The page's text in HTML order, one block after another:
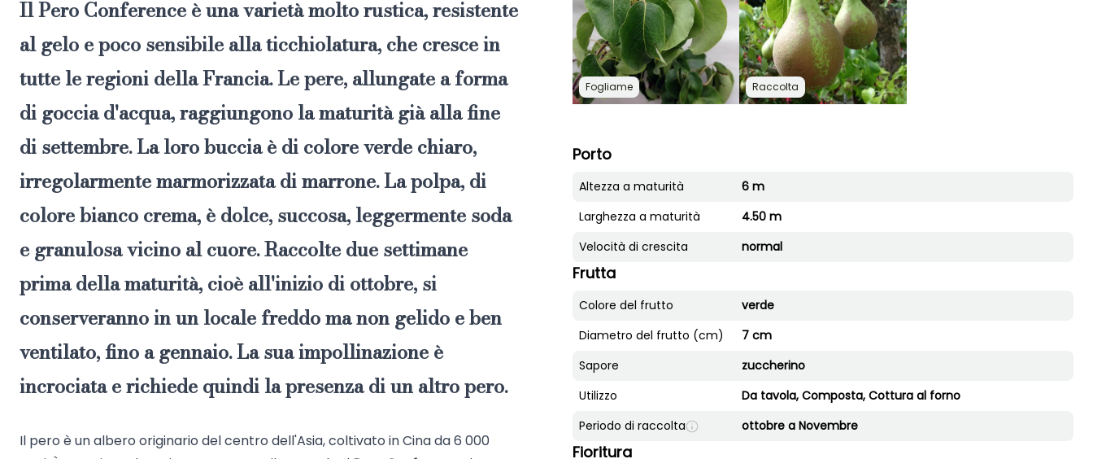
IlPero Conferenceè una varietà molto rustica, resistente
al gelo e poco sensibile alla ticchiolatura, che cresce in
tutte le regioni della Francia. Le pere, allungate a forma
di goccia d'acqua, raggiungono la maturità già alla fine
di settembre. La loro buccia è di colore verde chiaro,
irregolarmente marmorizzata di marrone. La polpa, di
colore bianco crema, è dolce, succosa, leggermente soda
e granulosa vicino al cuore. Raccolte due settimane
prima della maturità, cioè all'inizio di ottobre, si
conserveranno in un locale freddo ma non gelido e ben
ventilato, fino a gennaio. La sua impollinazione è
incrociata e richiede quindi la presenza di un altro pero.
Il pero è un albero originario del centro dell'Asia, coltivato in Cina da 6 000
Fogliame Raccolta
Porto
Altezza a maturità
6 m
Larghezza a maturità
4.50 m
Velocità di crescita
normal
Frutta
Colore del frutto
verde
Diametro del frutto (cm)
7 cm
Sapore
zuccherino
Utilizzo
Da tavola, Composta, Cottura al forno
Periodo di raccolta
ottobre a Novembre
Fioritura